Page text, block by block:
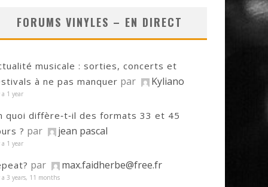
FORUMS VINYLES – EN DIRECT
musicale : sorties, concerts et
à ne pas manquer par Kyliano
a 1 year
quoi diffère‑t‑il des formats 33 et 45
? par jean pascal
a 1 year
par max.faidherbe@free.fr
a 3 years, 11 months